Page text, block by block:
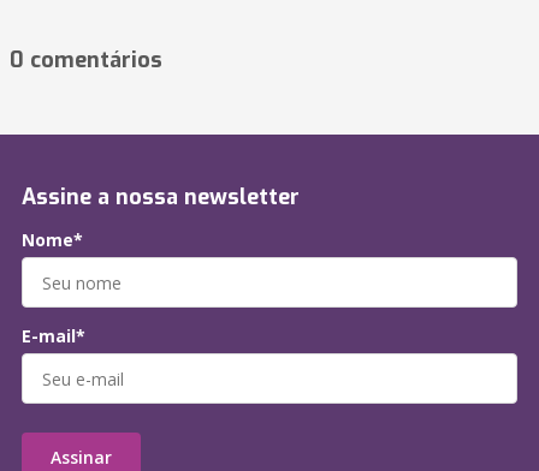
0 comentários
Assine a nossa newsletter
Nome*
E-mail*
Assinar